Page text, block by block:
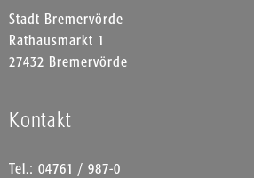
Stadt Bremervörde
Rathausmarkt 1
27432 Bremervörde
Kontakt
Tel.: 04761 / 987-0